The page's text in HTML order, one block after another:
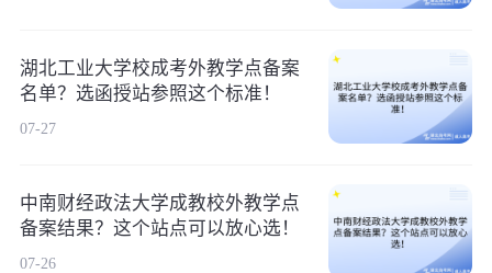
湖北工业大学校成考外教学点备案
名单？选函授站参照这个标准！
07-27
中南财经政法大学成教校外教学点
备案结果？这个站点可以放心选！
07-26